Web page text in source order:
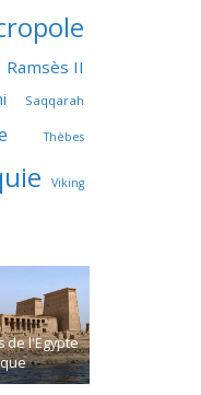
Ramsès II
Saqqarah
Thèbes
Viking
de l'Egypte